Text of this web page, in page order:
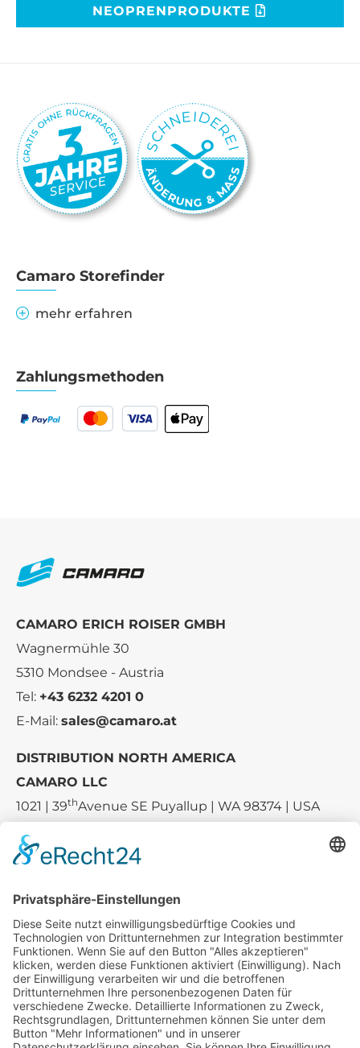
NEOPRENPRODUKTE
Camaro Storefinder
mehr erfahren
Zahlungsmethoden
CAMARO ERICH ROISER GMBH
Wagnermühle 30
5310 Mondsee - Austria
Tel: +43 6232 4201 0
E-Mail: sales@camaro.at
DISTRIBUTION NORTH AMERICA
CAMARO LLC
1021 | 39thAvenue SE Puyallup | WA 98374 | USA
Tel.:+1 253-867-57 35
Unternehmen
Service
Media